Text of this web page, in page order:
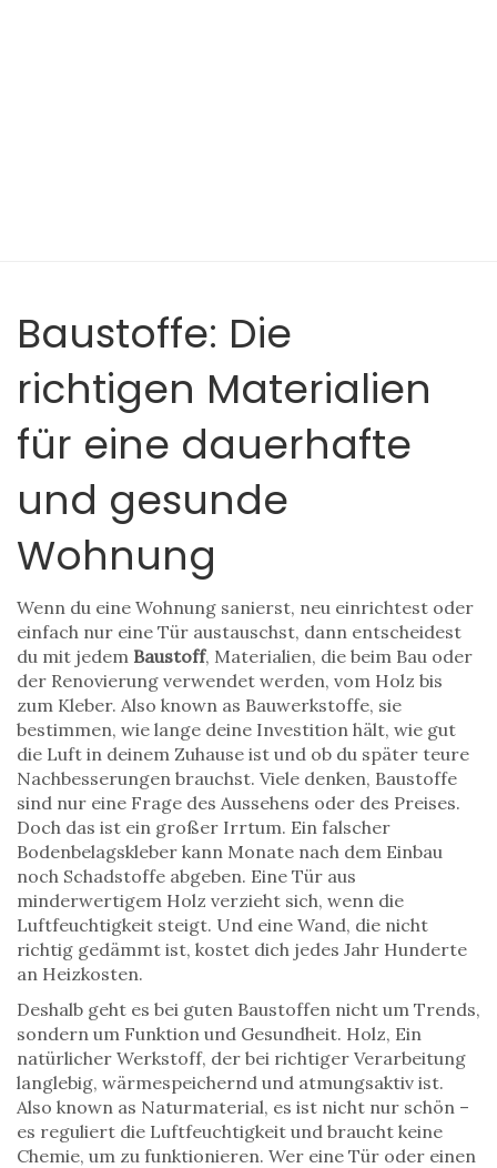
Baustoffe: Die
richtigen Materialien
für eine dauerhafte
und gesunde
Wohnung
Wenn du eine Wohnung sanierst, neu einrichtest oder
einfach nur eine Tür austauschst, dann entscheidest
du mit jedem Baustoff, Materialien, die beim Bau oder
der Renovierung verwendet werden, vom Holz bis
zum Kleber. Also known as Bauwerkstoffe, sie
bestimmen, wie lange deine Investition hält, wie gut
die Luft in deinem Zuhause ist und ob du später teure
Nachbesserungen brauchst. Viele denken, Baustoffe
sind nur eine Frage des Aussehens oder des Preises.
Doch das ist ein großer Irrtum. Ein falscher
Bodenbelagskleber kann Monate nach dem Einbau
noch Schadstoffe abgeben. Eine Tür aus
minderwertigem Holz verzieht sich, wenn die
Luftfeuchtigkeit steigt. Und eine Wand, die nicht
richtig gedämmt ist, kostet dich jedes Jahr Hunderte
an Heizkosten.
Deshalb geht es bei guten Baustoffen nicht um Trends,
sondern um Funktion und Gesundheit. Holz, Ein
natürlicher Werkstoff, der bei richtiger Verarbeitung
langlebig, wärmespeichernd und atmungsaktiv ist.
Also known as Naturmaterial, es ist nicht nur schön –
es reguliert die Luftfeuchtigkeit und braucht keine
Chemie, um zu funktionieren. Wer eine Tür oder einen